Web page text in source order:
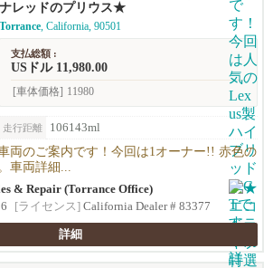
ナレッドのプリウス★
Torrance, California, 90501
支払総額 :
USドル 11,980.00
[車体価格] 11980
走行距離 106143ml
両のご案内です！今回は1オーナー!! 赤色の
車両詳細...
& Repair (Torrance Office)
[ライセンス] California Dealer # 83377
詳細